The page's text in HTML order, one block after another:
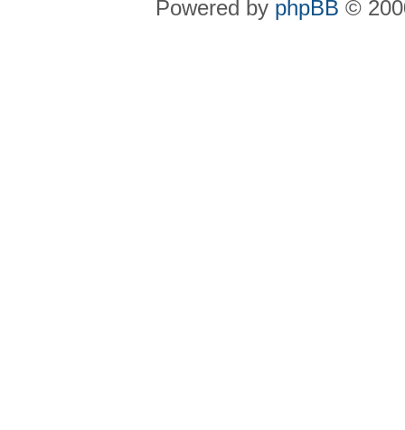
Powered by phpBB ©